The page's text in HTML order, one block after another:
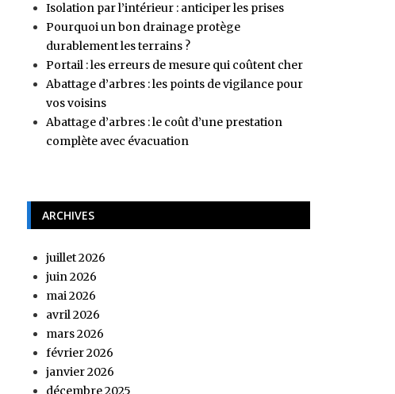
Isolation par l’intérieur : anticiper les prises
Pourquoi un bon drainage protège
durablement les terrains ?
Portail : les erreurs de mesure qui coûtent cher
Abattage d’arbres : les points de vigilance pour
vos voisins
Abattage d’arbres : le coût d’une prestation
complète avec évacuation
ARCHIVES
juillet 2026
juin 2026
mai 2026
avril 2026
mars 2026
février 2026
janvier 2026
décembre 2025